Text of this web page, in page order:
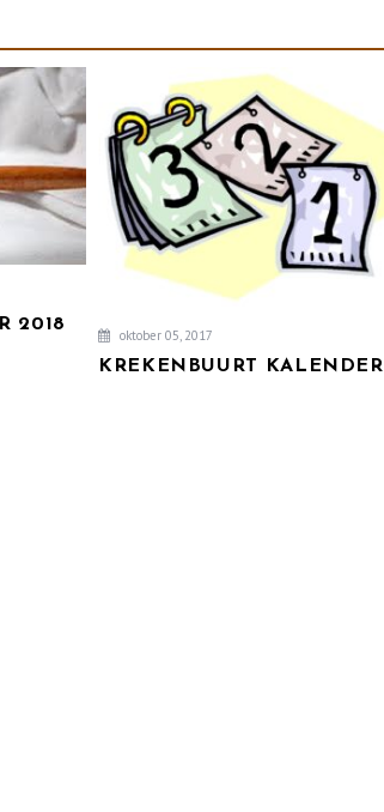
2018
oktober 05, 2017
KREKENBUURT KALENDER